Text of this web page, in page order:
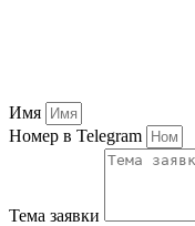
Имя
Номер в Telegram
Тема заявки